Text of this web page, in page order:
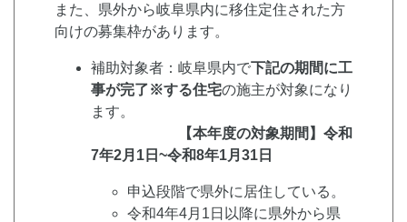
また、県外から岐阜県内に移住定住された方
向けの募集枠があります。
補助対象者：岐阜県内で下記の期間に工
事が完了※する住宅の施主が対象になり
ます。
【本年度の対象期間】令和
7年2月1日~令和8年1月31日
申込段階で県外に居住している。
令和4年4月1日以降に県外から県